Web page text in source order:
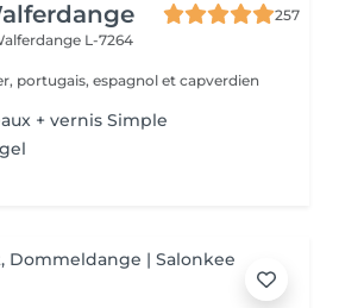
257
L-7264
portugais, espagnol et capverdien
+ vernis Simple